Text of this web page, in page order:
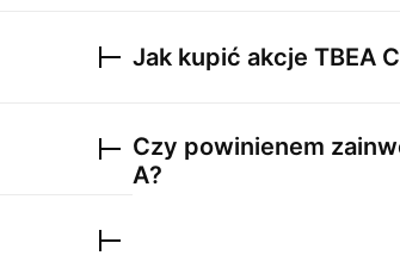
Jak kupić akcje TBEA
Czy powinienem
A?